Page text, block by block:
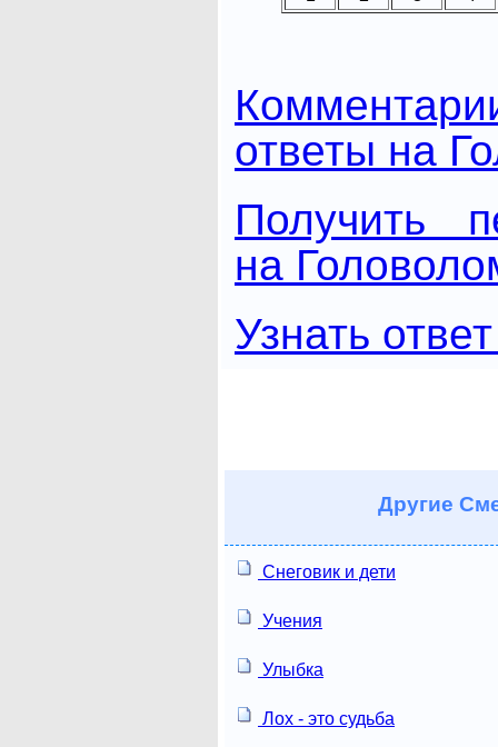
ответы на
Получить
на
Узнать
Другие
Снеговик и дети
Учения
Улыбка
Лох - это судьба